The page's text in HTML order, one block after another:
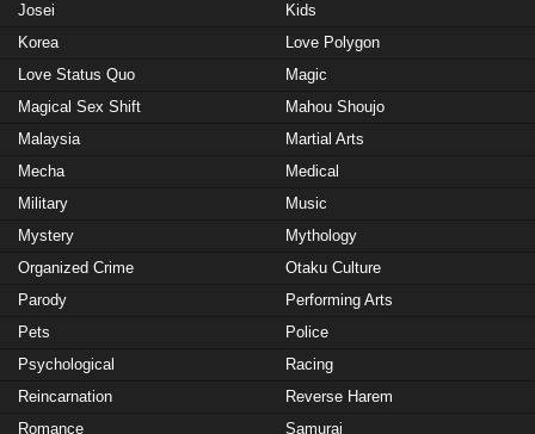
Josei
Kids
Korea
Love Polygon
Love Status Quo
Magic
Magical Sex Shift
Mahou Shoujo
Malaysia
Martial Arts
Mecha
Medical
Military
Music
Mystery
Mythology
Organized Crime
Otaku Culture
Parody
Performing Arts
Pets
Police
Psychological
Racing
Reincarnation
Reverse Harem
Romance
Samurai